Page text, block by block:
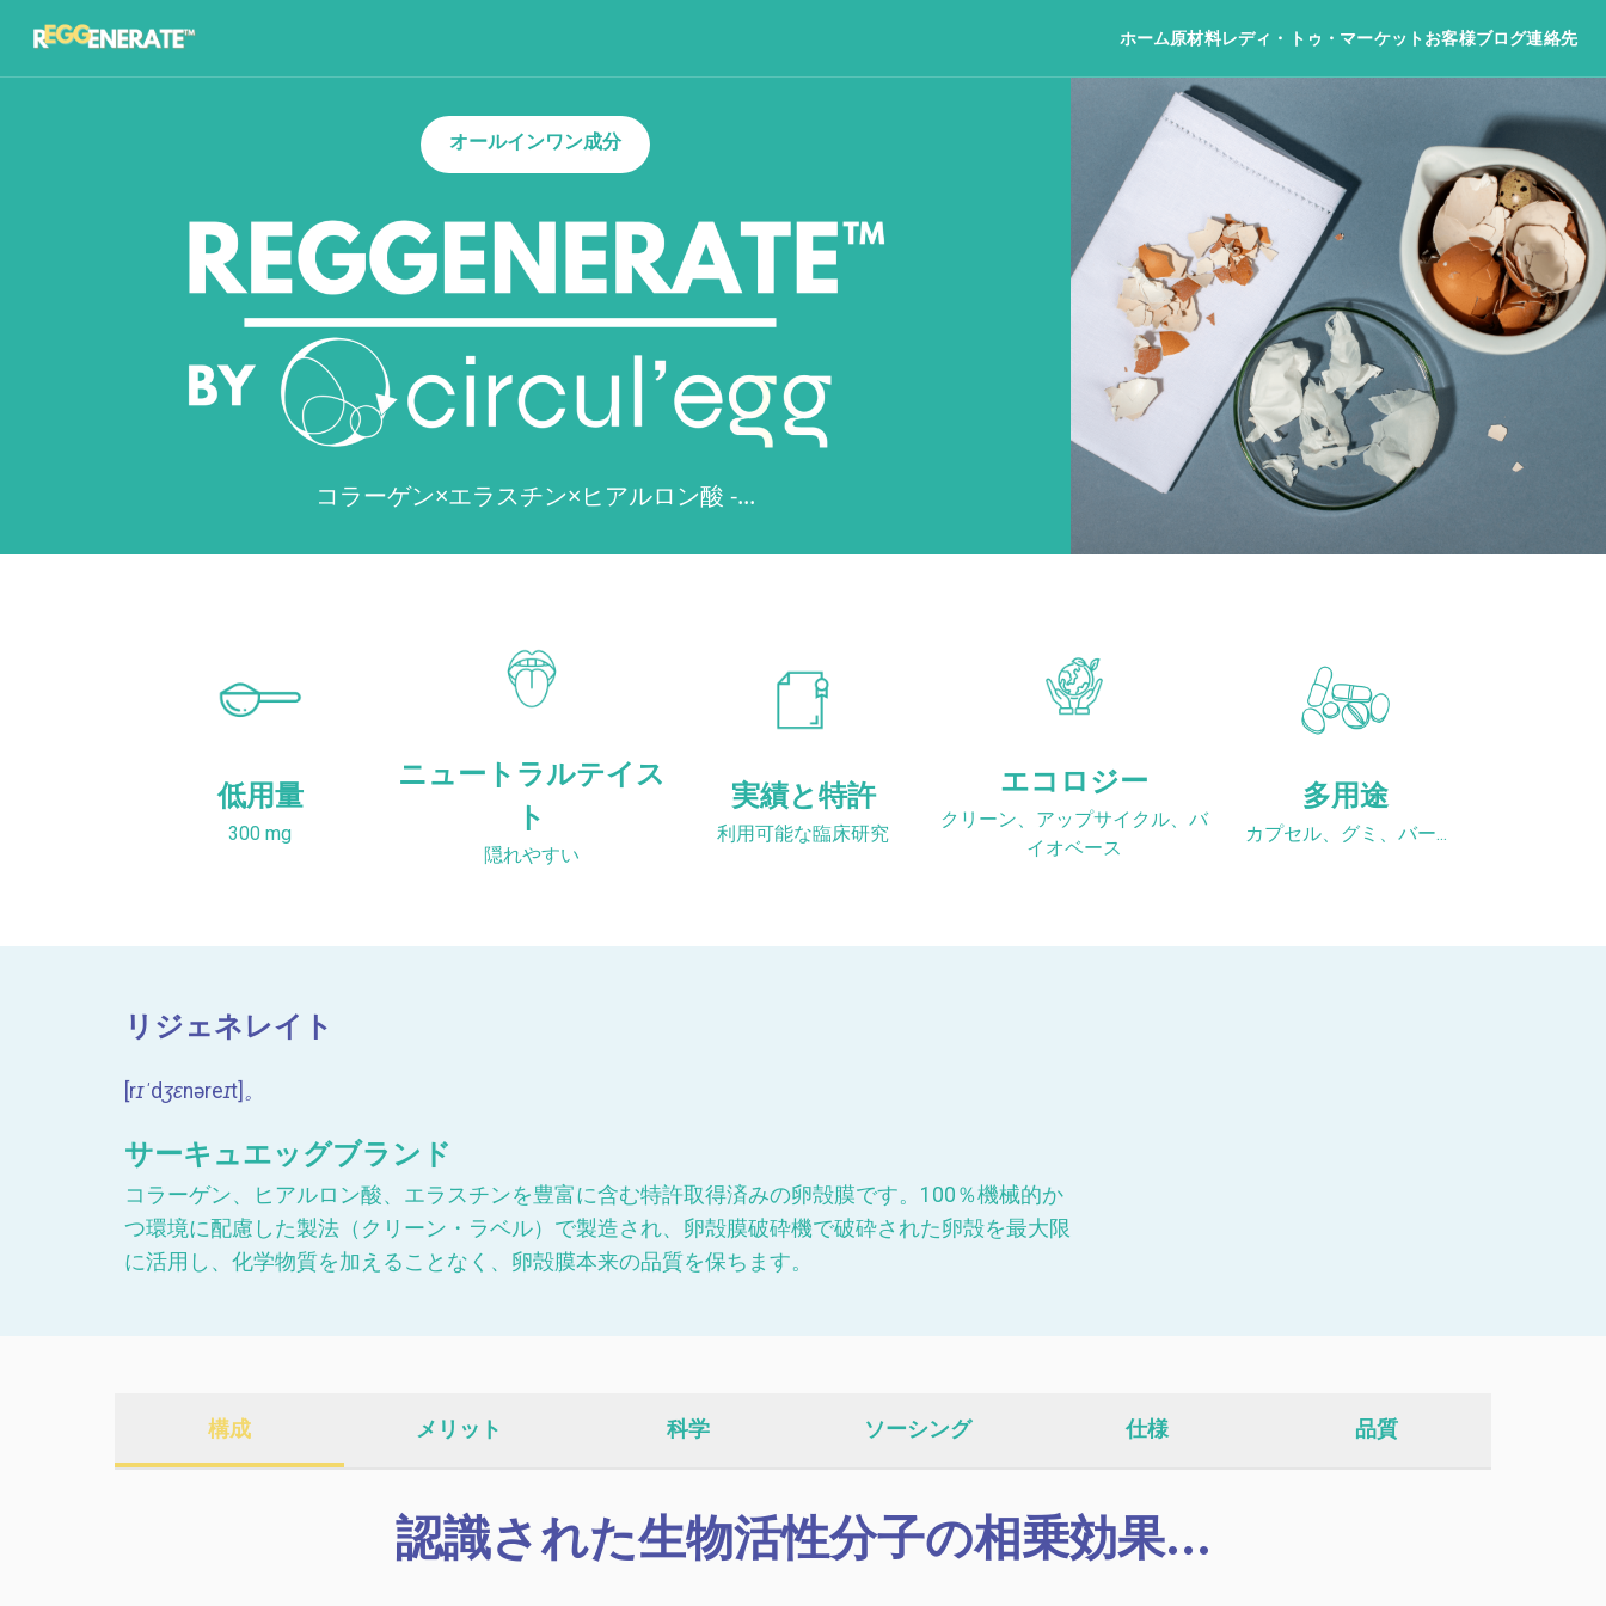
ホーム原材料レディ・トゥ・マーケットお客様ブログ連絡先
オールインワン成分
コラーゲン×エラスチン×ヒアルロン酸 -...
低用量
300 mg
ニュートラルテイス
ト
隠れやすい
実績と特許
利用可能な臨床研究
エコロジー
クリーン、アップサイクル、バ
イオベース
多用途
カプセル、グミ、バー...
リジェネレイト
[rɪˈdʒɛnəreɪt]。
サーキュエッグブランド
コラーゲン、ヒアルロン酸、エラスチンを豊富に含む特許取得済みの卵殻膜です。100％機械的か
つ環境に配慮した製法（クリーン・ラベル）で製造され、卵殻膜破砕機で破砕された卵殻を最大限
に活用し、化学物質を加えることなく、卵殻膜本来の品質を保ちます。
構成 メリット 科学 ソーシング 仕様 品質
認識された生物活性分子の相乗効果...